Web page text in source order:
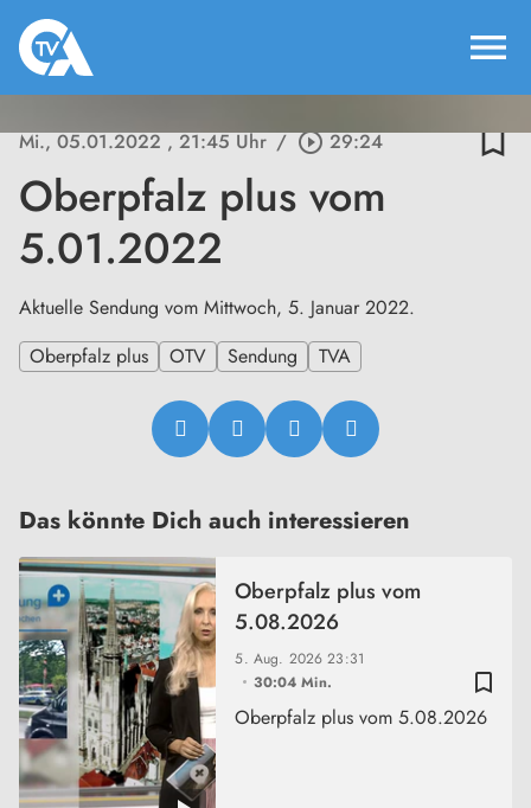
menu
Mi., 05.01.2022, 21:45 Uhr / play_circle_outline29:24 bookmark_border
Oberpfalz plus vom
5.01.2022
Aktuelle Sendung vom Mittwoch, 5. Januar 2022.
Oberpfalz plus
OTV Sendung TVA
Das könnte Dich auch interessieren
bookmark_border
5. Aug. 202623:31
30:04 Min.
Oberpfalz plus vom
5.08.2026
Oberpfalz plus vom 5.08.2026